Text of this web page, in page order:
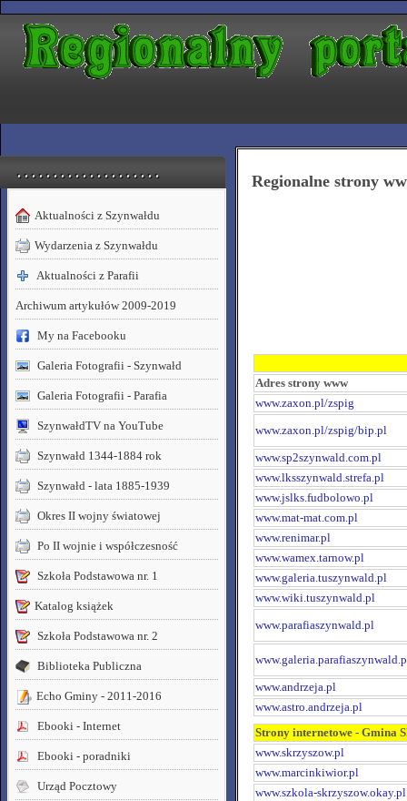
. . . . . . . . . . . . . . . . . . . .
Aktualności z Szynwałdu
Wydarzenia z Szynwałdu
Aktualności z Parafii
Archiwum artykułów 2009-2019
My na Facebooku
Galeria Fotografii - Szynwałd
Galeria Fotografii - Parafia
SzynwałdTV na YouTube
Szynwałd 1344-1884 rok
Szynwałd - lata 1885-1939
Okres II wojny światowej
Po II wojnie i współczesność
Szkoła Podstawowa nr. 1
Katalog książek
Szkoła Podstawowa nr. 2
Biblioteka Publiczna
Echo Gminy - 2011-2016
Ebooki - Internet
Ebooki - poradniki
Urząd Pocztowy
Regionalne strony
Adres strony www
www.zaxon.pl/zspig
www.zaxon.pl/zspig/bip.pl
www.sp2szynwald.com.pl
www.lksszynwald.strefa.pl
www.jslks.fudbolowo.pl
www.mat-mat.com.pl
www.renimar.pl
www.wamex.tarnow.pl
www.galeria.tuszynwald.pl
www.wiki.tuszynwald.pl
www.parafiaszynwald.pl
www.andrzeja.pl
www.astro.andrzeja.pl
Strony internetowe - Gmina
www.skrzyszow.pl
www.marcinkiwior.pl
www.szkola-skrzyszow.okay.pl